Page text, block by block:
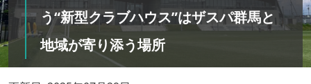
う“新型クラブハウス”はザスパ群馬と
地域が寄り添う場所